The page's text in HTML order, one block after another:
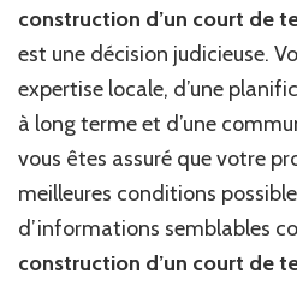
construction d’un court de
est une décision judicieuse.
expertise locale, d’une
à long terme et d’une
vous êtes assuré que votre
meilleures conditions
d’informations semblables
construction d’un court de